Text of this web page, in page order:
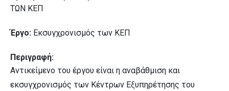
ΤΩΝ ΚΕΠ
Έργο: Εκσυγχρονισμός των ΚΕΠ
Περιγραφή:
Αντικείμενο του έργου είναι η αναβάθμιση και
εκσυγχρονισμός των Κέντρων Εξυπηρέτησης του